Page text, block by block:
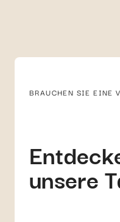
BRAUCHEN SIE EINE
unsere